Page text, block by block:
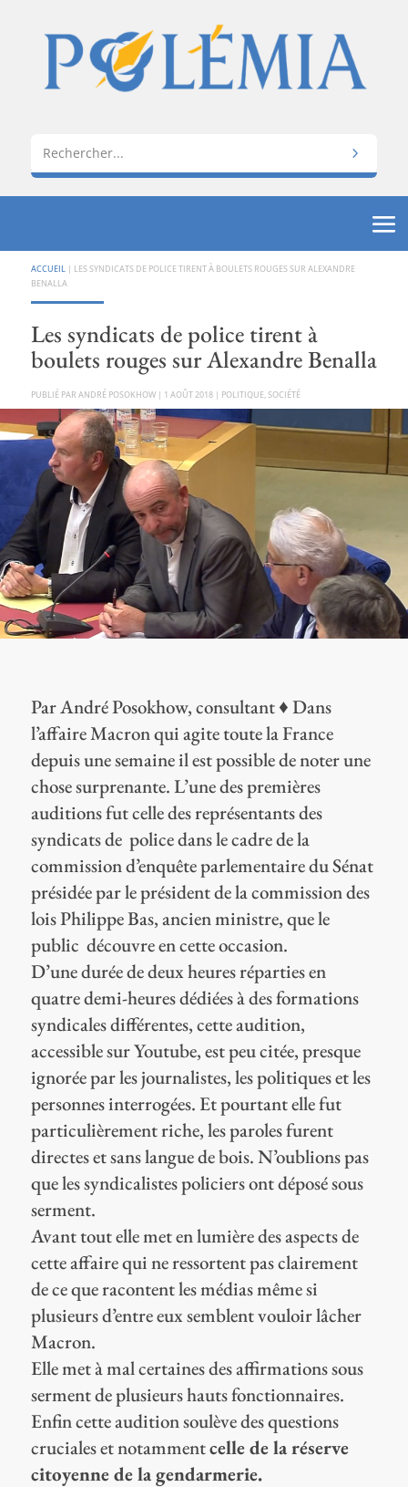
ACCUEIL | LES SYNDICATS DE POLICE TIRENT À BOULETS ROUGES SUR ALEXANDRE
BENALLA
Les syndicats de police tirent à
boulets rouges sur Alexandre Benalla
PAR ANDRÉ POSOKHOW| 1 AOÛT 2018| POLITIQUE, SOCIÉTÉ
Par André Posokhow, consultant ♦ Dans
l’affaire Macron qui agite toute la France
depuis une semaine il est possible de noter une
chose surprenante. L’une des premières
auditions fut celle des représentants des
syndicats de police dans le cadre de la
commission d’enquête parlementaire du Sénat
présidée par le président de la commission des
lois Philippe Bas, ancien ministre, que le
public découvre en cette occasion.
D’une durée de deux heures réparties en
quatre demi-heures dédiées à des formations
syndicales différentes, cette audition,
accessible sur Youtube, est peu citée, presque
ignorée par les journalistes, les politiques et les
personnes interrogées. Et pourtant elle fut
particulièrement riche, les paroles furent
directes et sans langue de bois. N’oublions pas
que les syndicalistes policiers ont déposé sous
serment.
Avant tout elle met en lumière des aspects de
cette affaire qui ne ressortent pas clairement
de ce que racontent les médias même si
plusieurs d’entre eux semblent vouloir lâcher
Macron.
Elle met à mal certaines des affirmations sous
serment de plusieurs hauts fonctionnaires.
Enfin cette audition soulève des questions
cruciales et notammentcelle de la réserve
citoyenne de la gendarmerie.